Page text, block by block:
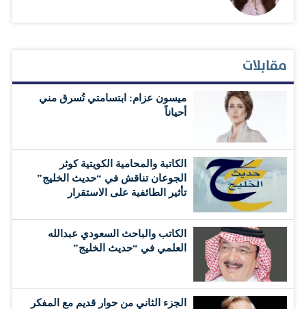
مقابلات
ميسون عزام: ابتسامتي تُسرق مني
أحياناً
الكاتبة والمحامية الكويتية كوثر
الجوعان تناقش في “حديث الخليج”
تأثير الطائفية على الاستقرار
الكاتب والباحث السعودي عبدالله
العلمي في “حديث الخليج”
الجزء الثاني من حوار قديم مع المفكر